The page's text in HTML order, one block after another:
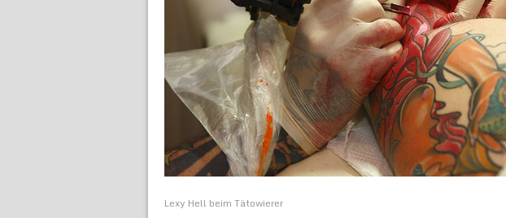
Lexy Hell beim Tätowierer